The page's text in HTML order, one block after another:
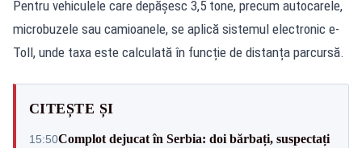
Pentru vehiculele care depășesc 3,5 tone, precum autocarele,
microbuzele sau camioanele, se aplică sistemul electronic e-
Toll, unde taxa este calculată în funcție de distanța parcursă.
CITEȘTE ȘI
15:50Complot dejucat în Serbia: doi bărbați, suspectați